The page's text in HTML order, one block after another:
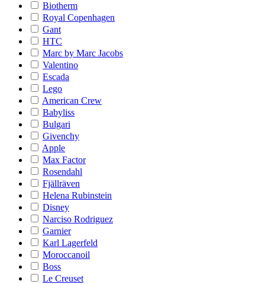
Biotherm
Royal Copenhagen
Gant
HTC
Marc by Marc Jacobs
Valentino
Escada
Lego
American Crew
Babyliss
Bulgari
Givenchy
Apple
Max Factor
Rosendahl
Fjällräven
Helena Rubinstein
Disney
Narciso Rodriguez
Garnier
Karl Lagerfeld
Moroccanoil
Boss
Le Creuset